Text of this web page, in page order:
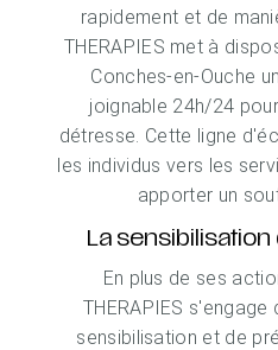
rapidement et de
THERAPIES met à
Conches-en-Ouche
joignable 24h/24
détresse. Cette ligne
les individus vers les
apporter un
La sensibilisation
En plus de ses
THERAPIES
sensibilisation et de